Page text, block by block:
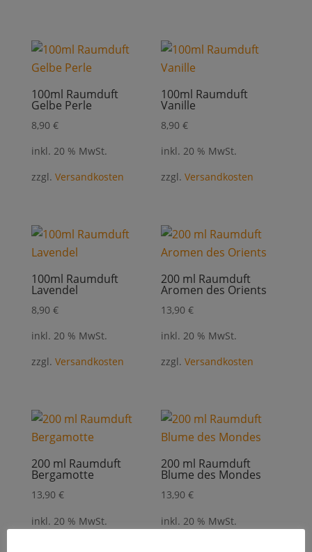
100ml Raumduft
Gelbe Perle
8,90 €
inkl. 20 % MwSt.
zzgl. Versandkosten
100ml Raumduft
Vanille
8,90€
inkl. 20 % MwSt.
zzgl.Versandkosten
100ml Raumduft
Lavendel
8,90 €
inkl. 20 % MwSt.
zzgl. Versandkosten
200 ml Raumduft
Aromen des Orients
13,90€
inkl. 20 % MwSt.
zzgl.Versandkosten
200 ml Raumduft
Bergamotte
13,90 €
inkl. 20 % MwSt.
200 ml Raumduft
Blume des Mondes
13,90€
inkl. 20 % MwSt.